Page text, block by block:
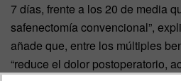
7 días, frente a los 20 de media
safenectomía convencional”,
añade que, entre los múltiples
“reduce el dolor postoperatorio,